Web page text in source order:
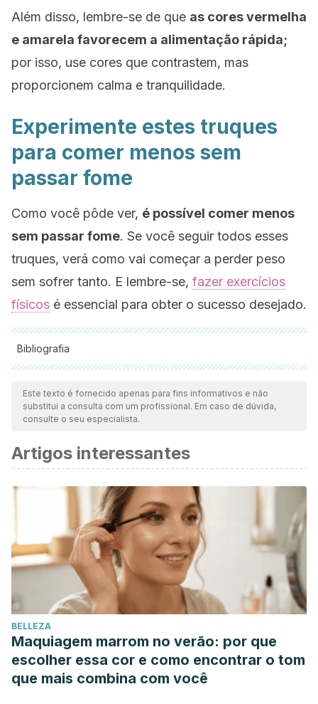
Além disso, lembre-se de que as cores vermelha
e amarela favorecem a alimentação rápida;
por isso, use cores que contrastem, mas
proporcionem calma e tranquilidade.
Experimente estes truques
para comer menos sem
passar fome
Como você pôde ver, é possível comer menos
sem passar fome. Se você seguir todos esses
truques, verá como vai começar a perder peso
sem sofrer tanto. E lembre-se, fazer exercícios
físicos é essencial para obter o sucesso desejado.
Bibliografia
Todas as fontes citadas foram minuciosamente revisadas por
nossa equipe para garantir sua qualidade, confiabilidade,
atualidade e validade. A bibliografia deste artigo foi
cientificamente.
Swift DL., McGee JE., Earnest CP., Carlisle E., et al., The
effects of exercise and physical activity on weight loss and
maintenance. Prog Cardiovasc Dis, 2018. 61 (2): 206-213.
Jeong JN., Effect of pre meal water consumption on
energy intake and satiety in non obese young adutls. Clin
Nutr Res, 2018.
Greig, E. (2014). Weight loss. In Acute Medicine: A
Symptom-Based Approach.
https://doi.org/10.1007/9781139600354.069
Este texto é fornecido apenas para fins informativos e não
substitui a consulta com um profissional. Em caso de dúvida,
consulte o seu especialista.
Artigos interessantes
BELLEZA
Maquiagem marrom no verão: por que
escolher essa cor e como encontrar o tom
que mais combina com você